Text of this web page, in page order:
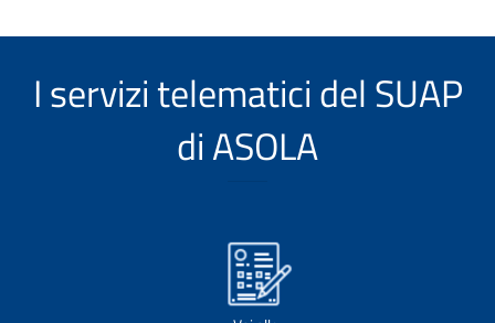
I servizi telematici del SUAP
di ASOLA